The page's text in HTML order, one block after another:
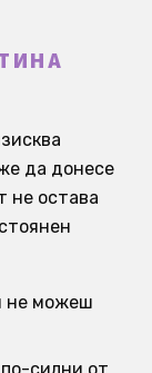
да донесе
не остава
не можеш
силни от